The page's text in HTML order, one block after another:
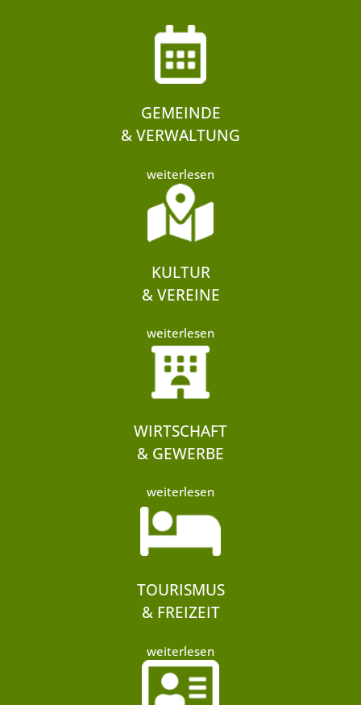
GEMEINDE
& VERWALTUNG
weiterlesen
KULTUR
& VEREINE
weiterlesen
WIRTSCHAFT
& GEWERBE
weiterlesen
TOURISMUS
& FREIZEIT
weiterlesen